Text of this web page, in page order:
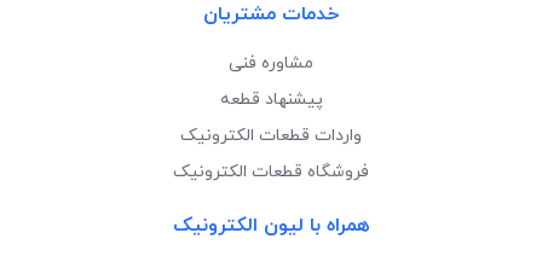
خدمات مشتریان
مشاوره فنی
پیشنهاد قطعه
واردات قطعات الکترونیک
فروشگاه قطعات الکترونیک
همراه با لیون الکترونیک